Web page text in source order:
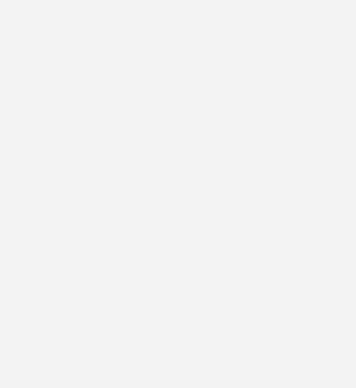
Problem mit dem ERE
erhalten Sie regelmäßig von uns
und Neuigkeiten, gebündelt und